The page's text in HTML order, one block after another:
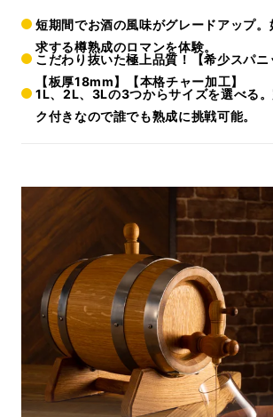
短期間でお酒の風味がグレードアップ。
求する樽熟成のロマンを体験。
こだわり抜いた極上品質！【希少スパニ
【板厚18mm】【本格チャー加工】
1L、2L、3Lの3つからサイズを選べる
ク付きなので誰でも熟成に挑戦可能。